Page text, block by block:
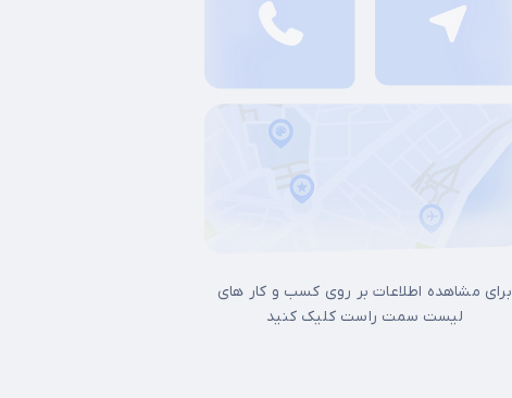
برای مشاهده اطلاعات بر روی کسب و کار های
لیست سمت راست کلیک کنید